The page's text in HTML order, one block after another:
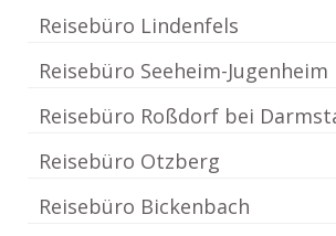
Reisebüro Lindenfels
Reisebüro Seeheim-Jugenheim
Reisebüro Roßdorf bei
Reisebüro Otzberg
Reisebüro Bickenbach